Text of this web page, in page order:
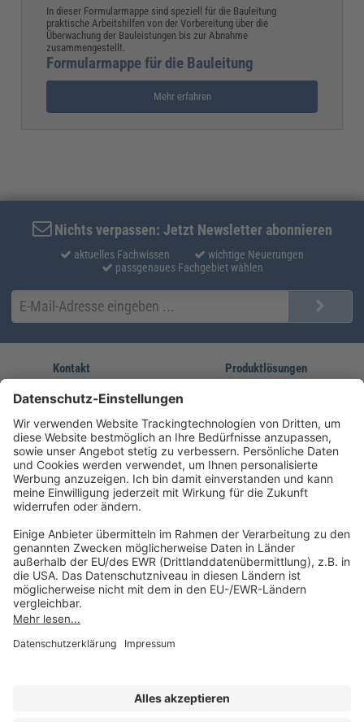
In dieser Formularmappe sind speziell für die Bauleitung
praktische Arbeitshilfen von der Vorbereitung über die
Überwachung der Bauleistungen bis zur Abnahme
zusammengestellt.
Formularmappe für die Bauleitung
Mehr erfahren
Nichts verpassen: Jetzt Newsletter abonnieren
aktuelles Fachwissen
wichtige Neuerungen
passgenaues Fachgebiet wählen
Kontakt
Sie erreichen uns unter:
(08233) 38 11 23
service@forum-verlag.com
Mo-Do 07:30 - 17:00 Uhr
Fr 07:30 - 15:00 Uhr
Produktlösungen
AKADEMIE HERKERT
Unsere Marken
Folgen Sie uns
Impressum
Datenschutz